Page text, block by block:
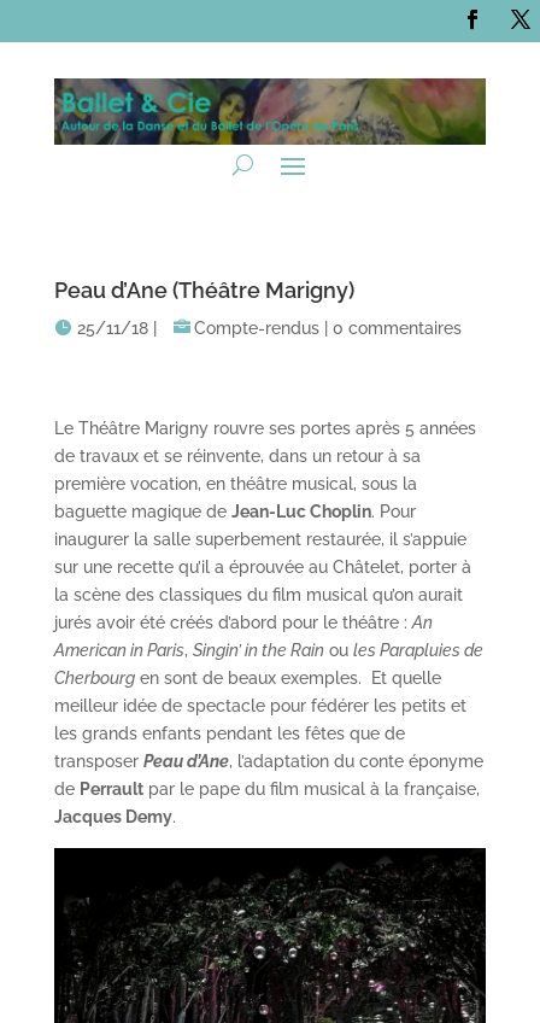
Peau d’Ane (Théâtre Marigny)
25/11/18| Compte-rendus| 0 commentaires
Le Théâtre Marigny rouvre ses portes après 5 années
de travaux et se réinvente, dans un retour à sa
première vocation, en théâtre musical, sous la
baguette magique de Jean-Luc Choplin. Pour
inaugurer la salle superbement restaurée, il s’appuie
sur une recette qu’il a éprouvée au Châtelet, porter à
la scène des classiques du film musical qu’on aurait
jurés avoir été créés d’abord pour le théâtre :An
American in Paris, Singin’ in the Rainou les Parapluies de
Cherbourgen sont de beaux exemples. Et quelle
meilleur idée de spectacle pour fédérer les petits et
les grands enfants pendant les fêtes que de
transposer Peau d’Ane, l’adaptation du conte éponyme
de Perraultpar le pape du film musical à la française,
Jacques Demy.